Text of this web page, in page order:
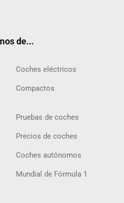
de...
Coches eléctricos
Compactos
Pruebas de coches
Precios de coches
Coches autónomos
Mundial de Fórmula 1